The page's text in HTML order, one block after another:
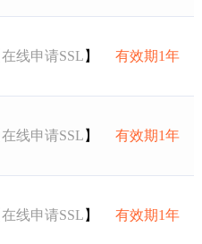
在线申请SSL 】 有效期1年
在线申请SSL 】 有效期1年
在线申请SSL 】 有效期1年